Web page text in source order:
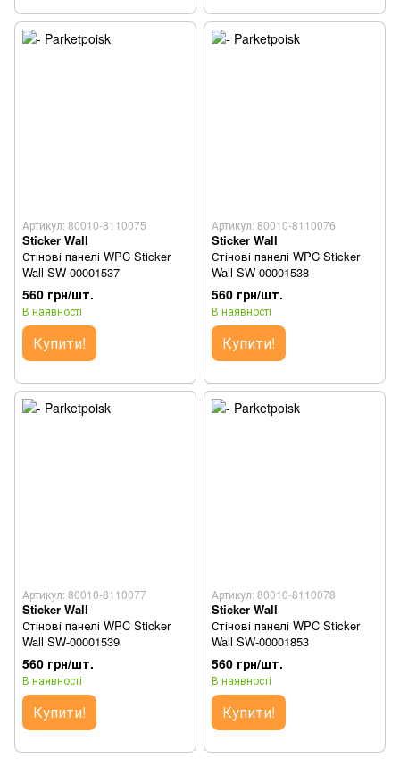
Артикул: 80010-8110075
Sticker Wall
Стінові панелі WPC Sticker
Wall SW-00001537
560 грн/шт.
В наявності
Купити!
Артикул: 80010-8110076
Sticker Wall
Стінові панелі WPC Sticker
Wall SW-00001538
560 грн/шт.
В наявності
Купити!
Артикул: 80010-8110077
Sticker Wall
Стінові панелі WPC Sticker
Wall SW-00001539
560 грн/шт.
В наявності
Купити!
Артикул: 80010-8110078
Sticker Wall
Стінові панелі WPC Sticker
Wall SW-00001853
560 грн/шт.
В наявності
Купити!